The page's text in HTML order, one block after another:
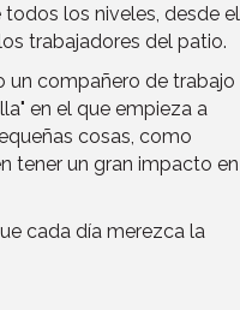
los niveles, desde el
trabajadores del patio.
un compañero de trabajo
en el que empieza a
cosas, como
tener un gran impacto en
cada día merezca la